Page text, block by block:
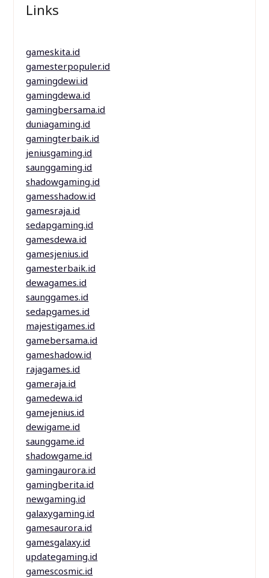
Links
gameskita.id
gamesterpopuler.id
gamingdewi.id
gamingdewa.id
gamingbersama.id
duniagaming.id
gamingterbaik.id
jeniusgaming.id
saunggaming.id
shadowgaming.id
gamesshadow.id
gamesraja.id
sedapgaming.id
gamesdewa.id
gamesjenius.id
gamesterbaik.id
dewagames.id
saunggames.id
sedapgames.id
majestigames.id
gamebersama.id
gameshadow.id
rajagames.id
gameraja.id
gamedewa.id
gamejenius.id
dewigame.id
saunggame.id
shadowgame.id
gamingaurora.id
gamingberita.id
newgaming.id
galaxygaming.id
gamesaurora.id
gamesgalaxy.id
updategaming.id
gamescosmic.id